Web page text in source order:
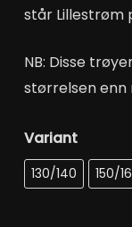
står Lillestrøm
NB: Disse
størrelsen enn
Variant
Velg et
130/140 150/